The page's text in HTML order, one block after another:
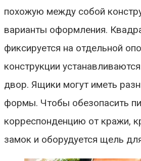
похожую между собой
варианты оформления.
фиксируется на отдельной
конструкции
двор. Ящики могут иметь
формы. Чтобы обезопасить
корреспонденцию от кражи,
замок и оборудуется щель